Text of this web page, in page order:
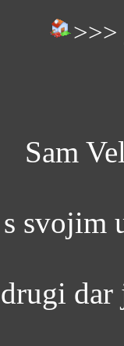
>>>
Sam
s svojim
drugi dar